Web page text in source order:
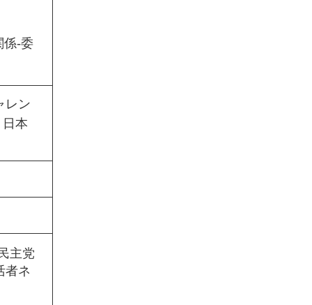
係-委
レン
本
主党
者ネ